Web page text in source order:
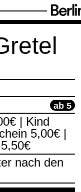
ab 5
| Kind
5,00€ |
nach den